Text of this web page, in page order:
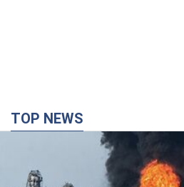
TOP NEWS